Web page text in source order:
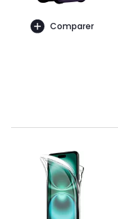
Comparer